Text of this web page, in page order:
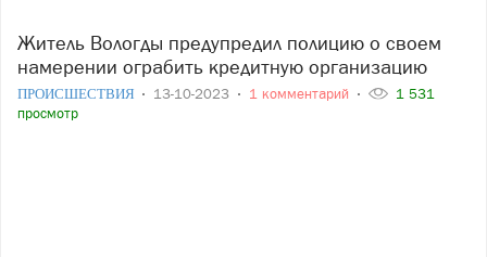
Житель Вологды предупредил полицию о своем
намерении ограбить кредитную организацию
ПРОИСШЕСТВИЯ 13-10-2023 1 комментарий
1 531
просмотр